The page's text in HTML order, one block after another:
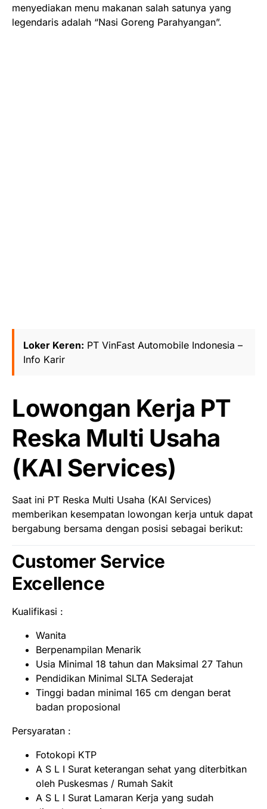
menyediakan menu makanan salah satunya yang
legendaris adalah “Nasi Goreng Parahyangan”.
Loker Keren: PT VinFast Automobile Indonesia –
Info Karir
Lowongan Kerja PT
Reska Multi Usaha
(KAI Services)
Saat ini PT Reska Multi Usaha (KAI Services)
memberikan kesempatan lowongan kerja untuk dapat
bergabung bersama dengan posisi sebagai berikut:
Customer Service
Excellence
Kualifikasi :
Wanita
Berpenampilan Menarik
Usia Minimal 18 tahun dan Maksimal 27 Tahun
Pendidikan Minimal SLTA Sederajat
Tinggi badan minimal 165 cm dengan berat
badan proposional
Persyaratan :
Fotokopi KTP
A S L I Surat keterangan sehat yang diterbitkan
oleh Puskesmas / Rumah Sakit
A S L I Surat Lamaran Kerja yang sudah